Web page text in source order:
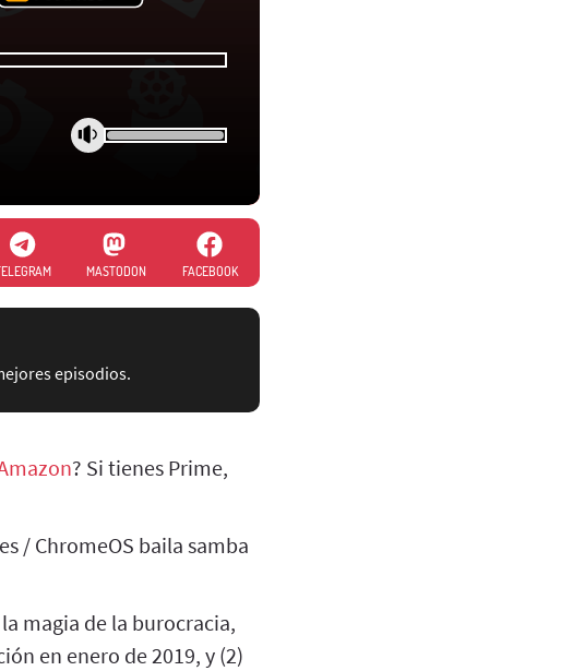
MASTODON FACEBOOK
episodios.
? Si tienes Prime,
/ ChromeOS baila samba
la magia de la burocracia,
en enero de 2019, y (2)